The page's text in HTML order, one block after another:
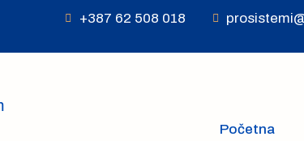
+387 62 508 018
Početna